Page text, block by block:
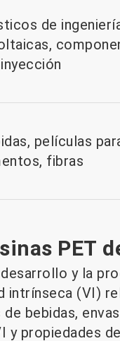
de
películas
fibras
PET
y la
intrínseca (VI)
bebidas,
propiedades